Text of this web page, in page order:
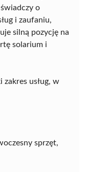
o
i zaufaniu,
silną pozycję na
solarium i
usług, w
sprzęt,